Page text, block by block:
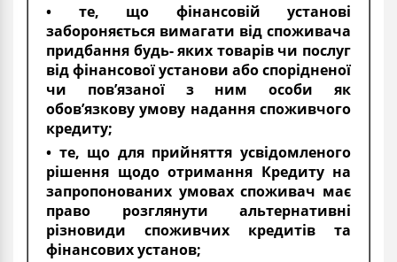
• те, що фінансовій установі
забороняється вимагати від споживача
придбання будь- яких товарів чи послуг
від фінансової установи або спорідненої
чи пов’язаної з ним особи як
обов’язкову умову надання споживчого
кредиту;
• те, що для прийняття усвідомленого
рішення щодо отримання Кредиту на
запропонованих умовах споживач має
право розглянути альтернативні
різновиди споживчих кредитів та
фінансових установ;